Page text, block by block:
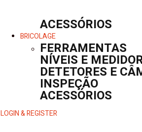
ACESSÓRIOS
BRICOLAGE
FERRAMENTAS
NÍVEIS E
DETETORES E
INSPEÇÃO
ACESSÓRIOS
LOGIN & REGISTER